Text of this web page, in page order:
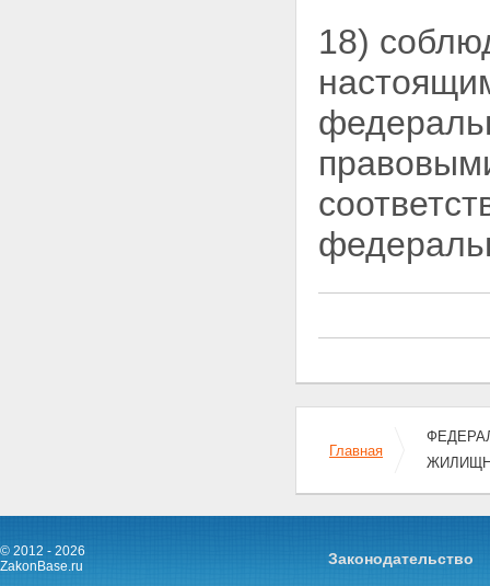
18)
Главная
© 2012 - 2026
ZakonBase.ru
Законодательство